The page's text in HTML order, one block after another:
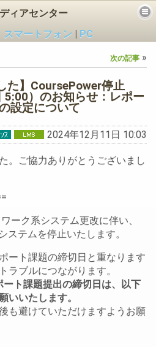
ィアセンター
スマートフォン
PC
次の記事 »
た】CoursePower停止
5:00）のお知らせ：レポー
設定について
2024年12月11日 10:03
。ご協力ありがとうございまし
ーク系システム更改に伴い、
ステムを停止いたします。
ート課題の締切日と重なります
ラブルにつながります。
ト課題提出の締切日は、以下
いいたします。
も避けていただけますようお願